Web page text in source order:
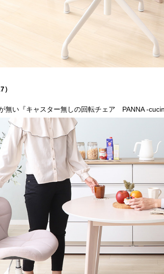
）
無い『キャスター無しの回転チェア PANNA -